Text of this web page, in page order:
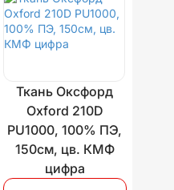
Ткань Оксфорд
Oxford 210D
PU1000, 100% ПЭ,
150см, цв. КМФ
цифра